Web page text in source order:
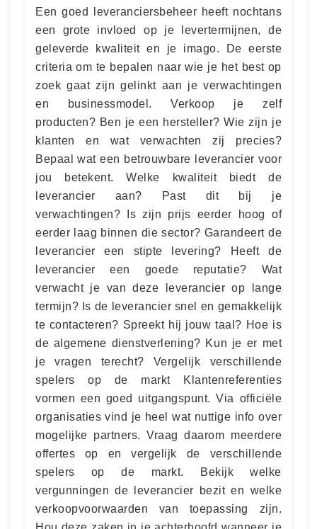
Een goed leveranciersbeheer heeft nochtans
een grote invloed op je levertermijnen, de
geleverde kwaliteit en je imago. De eerste
criteria om te bepalen naar wie je het best op
zoek gaat zijn gelinkt aan je verwachtingen
en businessmodel. Verkoop je zelf
producten? Ben je een hersteller? Wie zijn je
klanten en wat verwachten zij precies?
Bepaal wat een betrouwbare leverancier voor
jou betekent. Welke kwaliteit biedt de
leverancier aan? Past dit bij je
verwachtingen? Is zijn prijs eerder hoog of
eerder laag binnen die sector? Garandeert de
leverancier een stipte levering? Heeft de
leverancier een goede reputatie? Wat
verwacht je van deze leverancier op lange
termijn? Is de leverancier snel en gemakkelijk
te contacteren? Spreekt hij jouw taal? Hoe is
de algemene dienstverlening? Kun je er met
je vragen terecht? Vergelijk verschillende
spelers op de markt Klantenreferenties
vormen een goed uitgangspunt. Via officiële
organisaties vind je heel wat nuttige info over
mogelijke partners. Vraag daarom meerdere
offertes op en vergelijk de verschillende
spelers op de markt. Bekijk welke
vergunningen de leverancier bezit en welke
verkoopvoorwaarden van toepassing zijn.